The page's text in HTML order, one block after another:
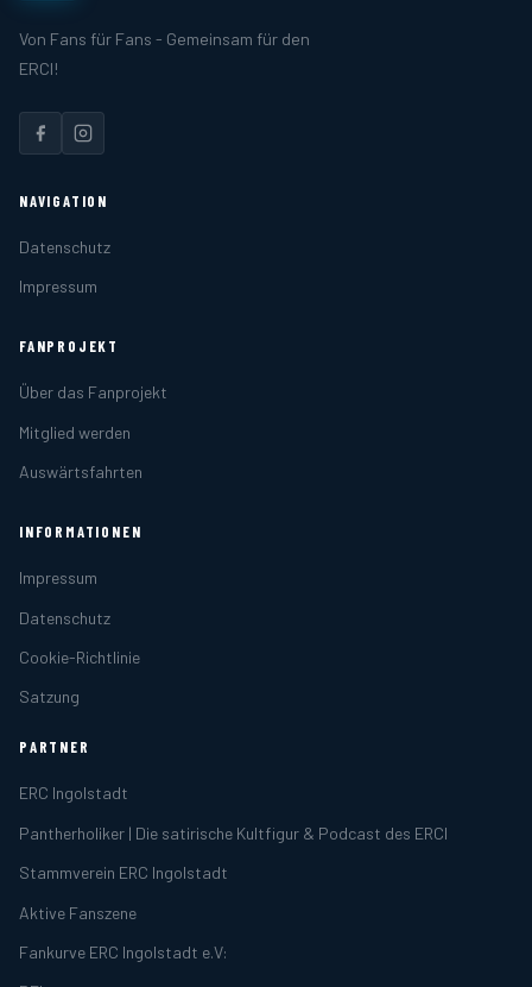
Von Fans für Fans - Gemeinsam für den
ERCI!
NAVIGATION
Datenschutz
Impressum
FANPROJEKT
Über das Fanprojekt
Mitglied werden
Auswärtsfahrten
INFORMATIONEN
Impressum
Datenschutz
Cookie-Richtlinie
Satzung
PARTNER
ERC Ingolstadt
Pantherholiker | Die satirische Kultfigur & Podcast des ERCI
Stammverein ERC Ingolstadt
Aktive Fanszene
Fankurve ERC Ingolstadt e.V: